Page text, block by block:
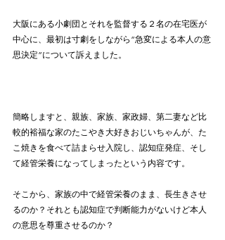
大阪にある小劇団とそれを監督する２名の在宅医が
中心に、最初は寸劇をしながら”急変による本人の意
思決定”について訴えました。
簡略しますと、親族、家族、家政婦、第二妻など比
較的裕福な家のたこやき大好きおじいちゃんが、た
こ焼きを食べて詰まらせ入院し、認知症発症、そし
て経管栄養になってしまったという内容です。
そこから、家族の中で経管栄養のまま、長生きさせ
るのか？それとも認知症で判断能力がないけど本人
の意思を尊重させるのか？